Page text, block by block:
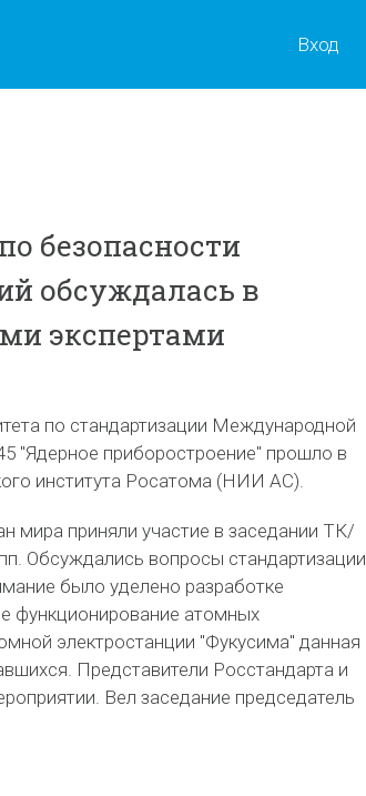
Вход
безопасности
обсуждалась в
экспертами
по стандартизации Международной
"Ядерное приборостроение" прошло в
института Росатома (НИИ АС).
мира приняли участие в заседании ТК/
Обсуждались вопросы стандартизации
было уделено разработке
функционирование атомных
электростанции "Фукусима" данная
Представители Росстандарта и
Вел заседание председатель